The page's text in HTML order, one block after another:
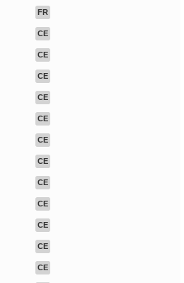
FR
CE
CE
CE
CE
CE
CE
CE
CE
CE
CE
CE
CE